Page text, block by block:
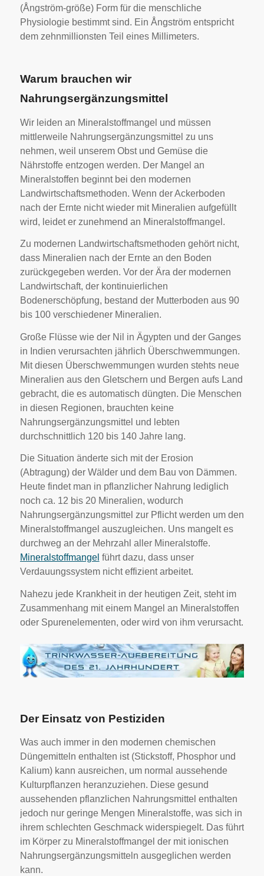
(Ångström-größe) Form für die menschliche
Physiologie bestimmt sind. Ein Ångström entspricht
dem zehnmillionsten Teil eines Millimeters.
Warum brauchen wir
Nahrungsergänzungsmittel
Wir leiden an Mineralstoffmangel und müssen
mittlerweile Nahrungsergänzungsmittel zu uns
nehmen, weil unserem Obst und Gemüse die
Nährstoffe entzogen werden. Der Mangel an
Mineralstoffen beginnt bei den modernen
Landwirtschaftsmethoden. Wenn der Ackerboden
nach der Ernte nicht wieder mit Mineralien aufgefüllt
wird, leidet er zunehmend an Mineralstoffmangel.
Zu modernen Landwirtschaftsmethoden gehört nicht,
dass Mineralien nach der Ernte an den Boden
zurückgegeben werden. Vor der Ära der modernen
Landwirtschaft, der kontinuierlichen
Bodenerschöpfung, bestand der Mutterboden aus 90
bis 100 verschiedener Mineralien.
Große Flüsse wie der Nil in Ägypten und der Ganges
in Indien verursachten jährlich Überschwemmungen.
Mit diesen Überschwemmungen wurden stehts neue
Mineralien aus den Gletschern und Bergen aufs Land
gebracht, die es automatisch düngten. Die Menschen
in diesen Regionen, brauchten keine
Nahrungsergänzungsmittel und lebten
durchschnittlich 120 bis 140 Jahre lang.
Die Situation änderte sich mit der Erosion
(Abtragung) der Wälder und dem Bau von Dämmen.
Heute findet man in pflanzlicher Nahrung lediglich
noch ca. 12 bis 20 Mineralien, wodurch
Nahrungsergänzungsmittel zur Pflicht werden um den
Mineralstoffmangel auszugleichen. Uns mangelt es
durchweg an der Mehrzahl aller Mineralstoffe.
Mineralstoffmangel führt dazu, dass unser
Verdauungssystem nicht effizient arbeitet.
Nahezu jede Krankheit in der heutigen Zeit, steht im
Zusammenhang mit einem Mangel an Mineralstoffen
oder Spurenelementen, oder wird von ihm verursacht.
Der Einsatz von Pestiziden
Was auch immer in den modernen chemischen
Düngemitteln enthalten ist (Stickstoff, Phosphor und
Kalium) kann ausreichen, um normal aussehende
Kulturpflanzen heranzuziehen. Diese gesund
aussehenden pflanzlichen Nahrungsmittel enthalten
jedoch nur geringe Mengen Mineralstoffe, was sich in
ihrem schlechten Geschmack widerspiegelt. Das führt
im Körper zu Mineralstoffmangel der mit ionischen
Nahrungsergänzungsmitteln ausgeglichen werden
kann.